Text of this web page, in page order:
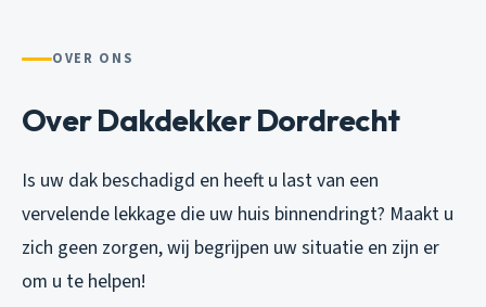
OVER ONS
Over Dakdekker Dordrecht
Is uw dak beschadigd en heeft u last van een
vervelende lekkage die uw huis binnendringt? Maakt u
zich geen zorgen, wij begrijpen uw situatie en zijn er
om u te helpen!